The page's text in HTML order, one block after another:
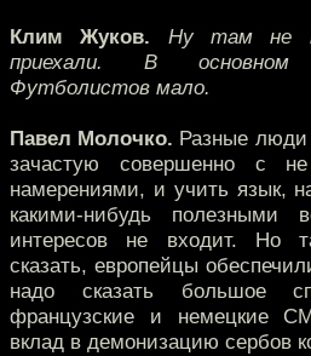
Клим Жуков. Ну там не
приехали. В
Футболистов мало.
Павел Молочко. Разные люди
зачастую совершенно с
намерениями, и учить язык,
какими-нибудь
интересов не входит. Но
сказать, европейцы
надо сказать большое
французские и немецкие
вклад в демонизацию сербов